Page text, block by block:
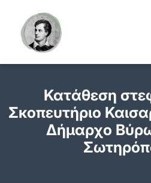
Κατάθεση
Σκοπευτήριο
Δήμαρχο